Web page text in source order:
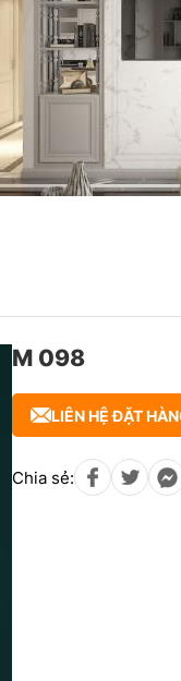
M 098
LIÊN HỆ ĐẶT
Chia sẻ: